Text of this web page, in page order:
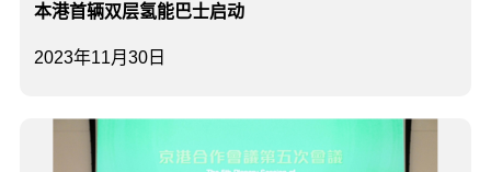
2023年11月30日
本港首辆双层氢能巴士启动